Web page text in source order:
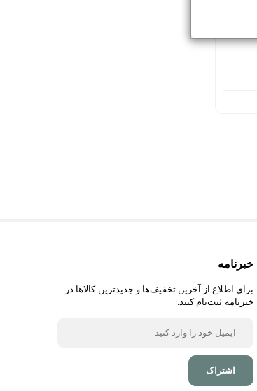
خبرنامه
برای اطلاع از آخرین تخفیف‌ها و جدیدترین کالا‌ها در
خبرنامه ثبت‌نام کنید.
اشتراک